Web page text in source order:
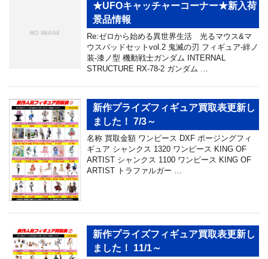
★UFOキャッチャーコーナー★新入荷
景品情報
Re:ゼロから始める異世界生活 光るマウス&マ
ウスパッドセットvol.2 鬼滅の刃 フィギュア-絆ノ
装-漆ノ型 機動戦士ガンダム INTERNAL
STRUCTURE RX-78-2 ガンダム …
新作プライズフィギュア買取表更新し
ました！ 7/3～
名称 買取金額 ワンピース DXF ポージングフィ
ギュア シャンクス 1320 ワンピース KING OF
ARTIST シャンクス 1100 ワンピース KING OF
ARTIST トラファルガー …
新作プライズフィギュア買取表更新し
ました！ 11/1～